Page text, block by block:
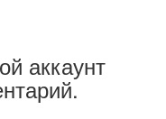
аккаунт